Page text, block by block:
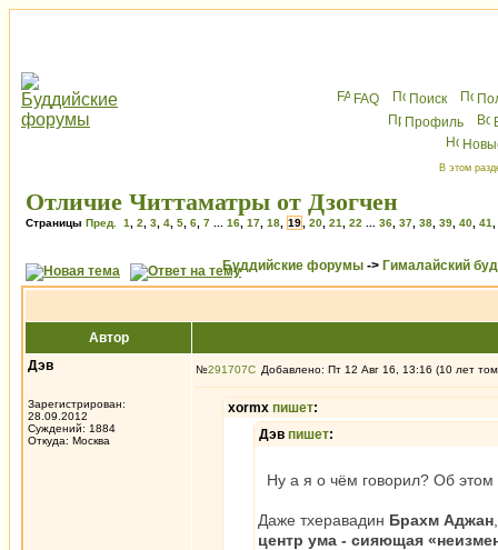
FAQ Поиск
Профиль
В этом
Отличие Читтаматры от Дзогчен
Страницы Пред. 1 2 3 4 5 6 7 16 17 18 19 20 21 22 36 37 38 39 40 41
Буддийские форумы -> Гималайский
Автор
Дэв
Зарегистрирован:
28.09.2012
Суждений: 1884
Откуда: Москва
№291707 Добавлено: Пт 12 Авг 16, 13:16 (10 лет
xormx пишет:
Дэв пишет:
Ну а я о чём говорил? Об этом
Даже тхеравадин Брахм Аджан
центр ума - сияющая